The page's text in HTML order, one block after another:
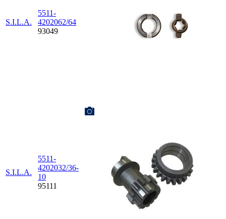
S.I.L.A.
5511-
4202062/64
93049
S.I.L.A.
5511-
4202032/36-
10
95111